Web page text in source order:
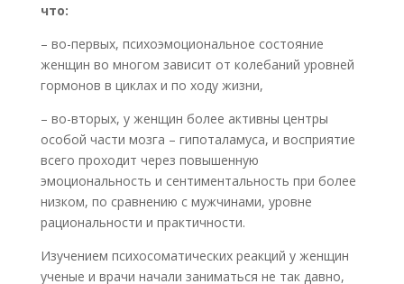
что:
– во-первых, психоэмоциональное состояние
женщин во многом зависит от колебаний уровней
гормонов в циклах и по ходу жизни,
– во-вторых, у женщин более активны центры
особой части мозга – гипоталамуса, и восприятие
всего проходит через повышенную
эмоциональность и сентиментальность при более
низком, по сравнению с мужчинами, уровне
рациональности и практичности.
Изучением психосоматических реакций у женщин
ученые и врачи начали заниматься не так давно,